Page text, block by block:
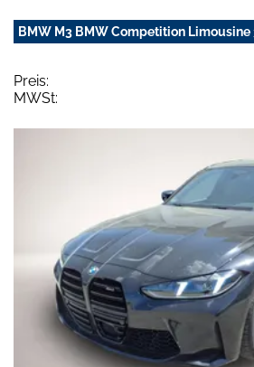
BMW M3 BMW Competition Limousine
Preis:
MWSt: